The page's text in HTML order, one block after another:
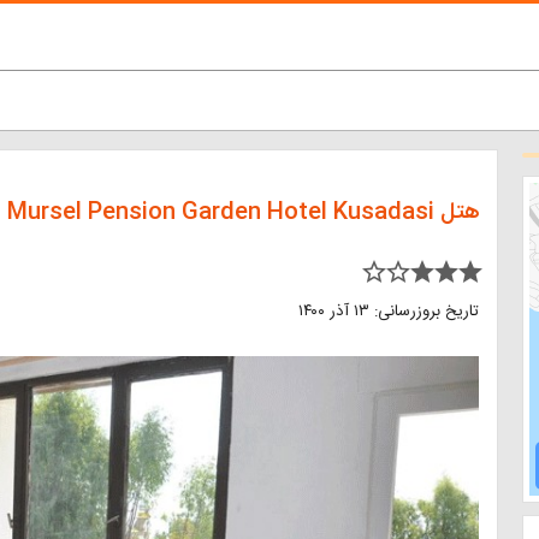
هتل Mursel Pension Garden Hotel Kusadasi
star_border star_border star star star
تاریخ بروزرسانی: ۱۳ آذر ۱۴۰۰